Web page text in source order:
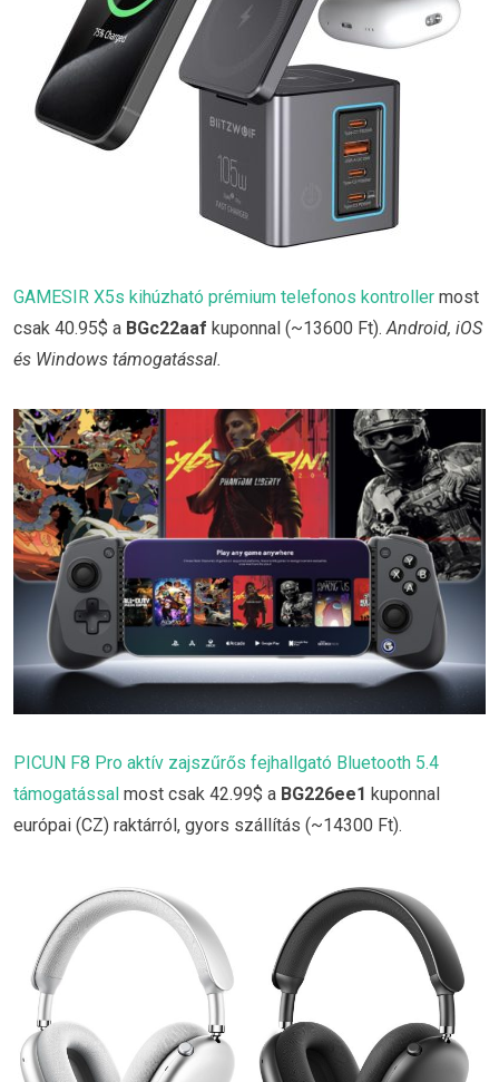
GAMESIR X5s kihúzható prémium telefonos kontroller most
csak 40.95$ a BGc22aaf kuponnal (~13600 Ft).Android, iOS
és Windows támogatással.
PICUN F8 Pro aktív zajszűrős fejhallgató Bluetooth 5.4
támogatással most csak 42.99$ a BG226ee1 kuponnal
európai (CZ) raktárról, gyors szállítás (~14300 Ft).